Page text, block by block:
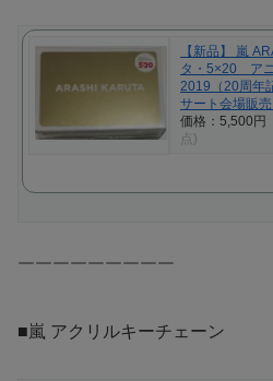
【新品】 嵐
タ・5×20 ア
2019（20周年
サート会場販
価格：5,500円
点)
￣￣￣￣￣￣￣￣￣
■嵐 アクリルキーチェーン